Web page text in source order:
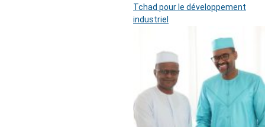
Tchad pour le développement
industriel